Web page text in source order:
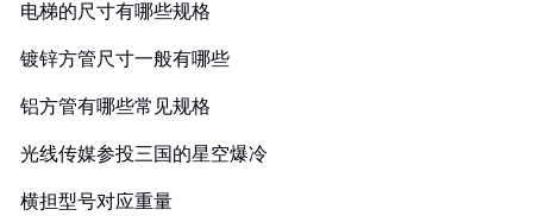
电梯的尺寸有哪些规格
镀锌方管尺寸一般有哪些
铝方管有哪些常见规格
光线传媒参投三国的星空爆冷
横担型号对应重量